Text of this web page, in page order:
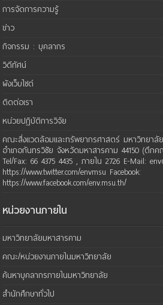
การจัดการความรู้
ข่าว
กิจกรรม : บุคลากร
วิดีทัศน์
ผังเว็บไซต์
ติดต่อเรา
หน่วยปฏิบัติการวิจัย
คณะสิ่งแวดล้อมและทรัพยากรศาสตร์ มหาวิทยาลั
อำเภอกันทรวิชัย จังหวัดมหาสารคาม 44150 (ตึก
Tel/Fax: 66 4375 4435 , ภายใน 2726 E-Mail:
https://www.twitter.com/envmsu Facebook:
https://www.facebook.com/env.msu.th/
หน่วยงานภายใน
มหาวิทยาลัยมหาสารคาม
คณะ/หน่วยงานภายในมหาวิทยาลัย
ค้นหาบุคลากรภายในมหาวิทยาลัย
สำนักศึกษาทั่วไป